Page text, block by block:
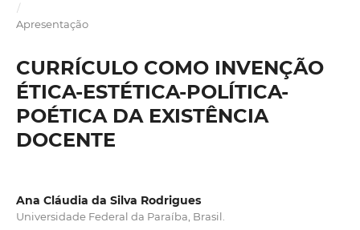
/
Apresentação
CURRÍCULO COMO INVENÇÃO
ÉTICA-ESTÉTICA-POLÍTICA-
POÉTICA DA EXISTÊNCIA
DOCENTE
Ana Cláudia da Silva Rodrigues
Universidade Federal da Paraíba, Brasil.